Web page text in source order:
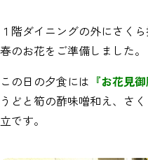
１階ダイニングの外にさく
春のお花をご準備しました。
この日の夕食には 『お花見御
うどと筍の酢味噌和え、さ
立です。